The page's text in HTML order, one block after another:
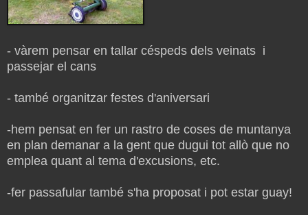
- vàrem pensar en tallar céspeds dels veinats i
passejar el cans
- també organitzar festes d'aniversari
-hem pensat en fer un rastro de coses de muntanya
en plan demanar a la gent que dugui tot allò que no
emplea quant al tema d'excusions, etc.
-fer passafular també s'ha proposat i pot estar guay!